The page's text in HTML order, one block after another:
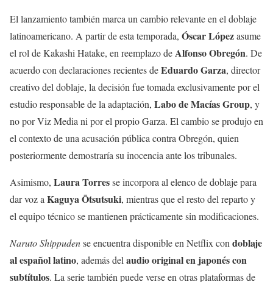
El lanzamiento también marca un cambio relevante en el doblaje
latinoamericano. A partir de esta temporada, Óscar Lópezasume
el rol de Kakashi Hatake, en reemplazo deAlfonso Obregón. De
acuerdo con declaraciones recientes deEduardo Garza, director
creativo del doblaje, la decisión fue tomada exclusivamente por el
estudio responsable de la adaptación, Labo de Macías Group, y
no por Viz Media ni por el propio Garza. El cambio se produjo en
el contexto de una acusación pública contra Obregón, quien
posteriormente demostraría su inocencia ante los tribunales.
Asimismo, Laura Torresse incorpora al elenco de doblaje para
dar voz a Kaguya Ōtsutsuki, mientras que el resto del reparto y
el equipo técnico se mantienen prácticamente sin modificaciones.
Naruto Shippudense encuentra disponible en Netflix con doblaje
al español latino, además del audio original en japonés con
subtítulos. La serie también puede verse en otras plataformas de